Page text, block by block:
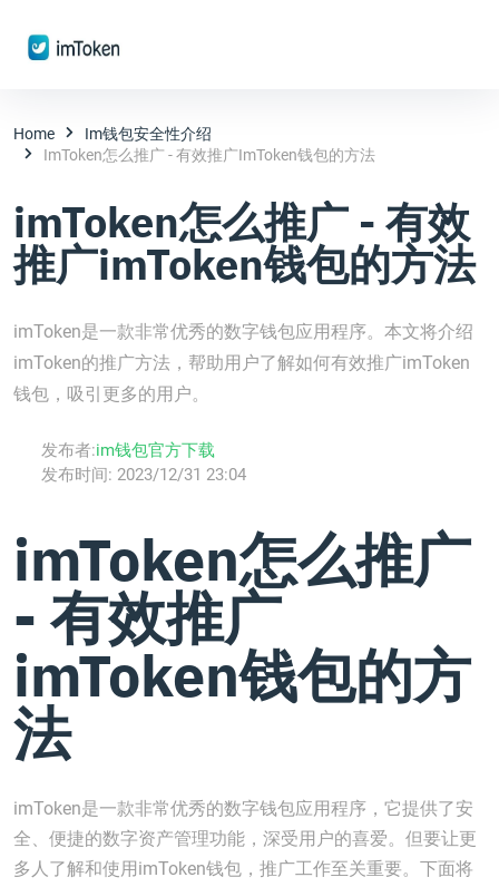
Home
Im钱包安全性介绍
ImToken怎么推广 - 有效推广imToken钱包的方法
imToken怎么推广 - 有效
推广imToken钱包的方法
imToken是一款非常优秀的数字钱包应用程序。本文将介绍
imToken的推广方法，帮助用户了解如何有效推广imToken
钱包，吸引更多的用户。
发布者:im钱包官方下载
发布时间: 2023/12/31 23:04
imToken怎么推广
- 有效推广
imToken钱包的方
法
imToken是一款非常优秀的数字钱包应用程序，它提供了安
全、便捷的数字资产管理功能，深受用户的喜爱。但要让更
多人了解和使用imToken钱包，推广工作至关重要。下面将